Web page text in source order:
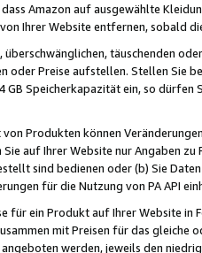
Amazon auf ausgewählte
Ihrer Website entfernen, sobald
täuschenden
oder Preise aufstellen. Stellen Sie
Speicherkapazität ein, so dürfen
Produkten können
auf Ihrer Website nur Angaben
sind bedienen oder (b) Sie
für die Nutzung von PA API
für ein Produkt auf Ihrer Website
mit Preisen für das
werden, jeweils den